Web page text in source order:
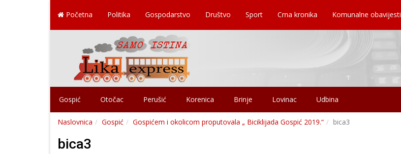
Početna Politika Gospodarstvo Društvo Sport Crna kronika Komunalne obavijesti
Gospić Otočac Perušić Korenica Brinje Lovinac Udbina
Naslovnica Gospić Gospićem i okolicom proputovala „ Biciklijada Gospić 2019.“ bica3
bica3